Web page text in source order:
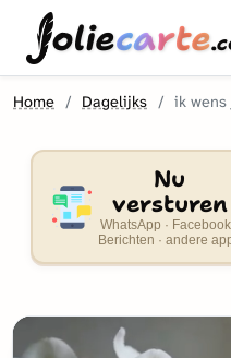
oliecarte
Home Dagelijks ik
Nu
versturen
WhatsApp · Facebook
Berichten · andere